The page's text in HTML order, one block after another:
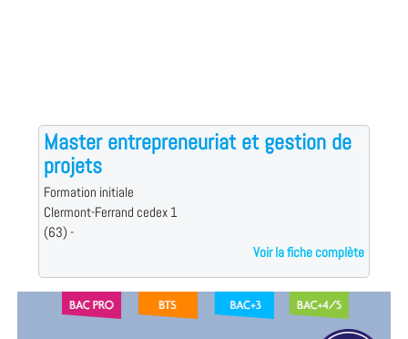
Master entrepreneuriat et gestion de
projets
Formation initiale
Clermont-Ferrand cedex 1
(63) -
Voir la fiche complète